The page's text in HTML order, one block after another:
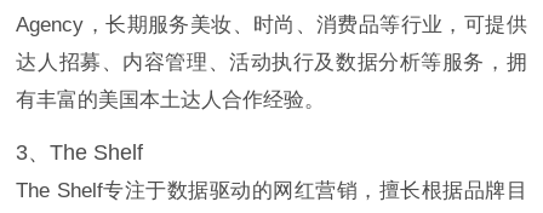
Agency，长期服务美妆、时尚、消费品等行业，可提供
达人招募、内容管理、活动执行及数据分析等服务，拥
有丰富的美国本土达人合作经验。
3、The Shelf
The Shelf专注于数据驱动的网红营销，擅长根据品牌目